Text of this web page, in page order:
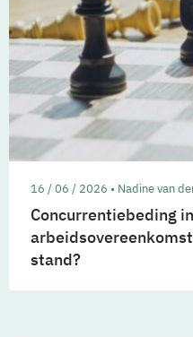
16 / 06 / 2026 • Nadine van
Concurrentiebeding
stand?